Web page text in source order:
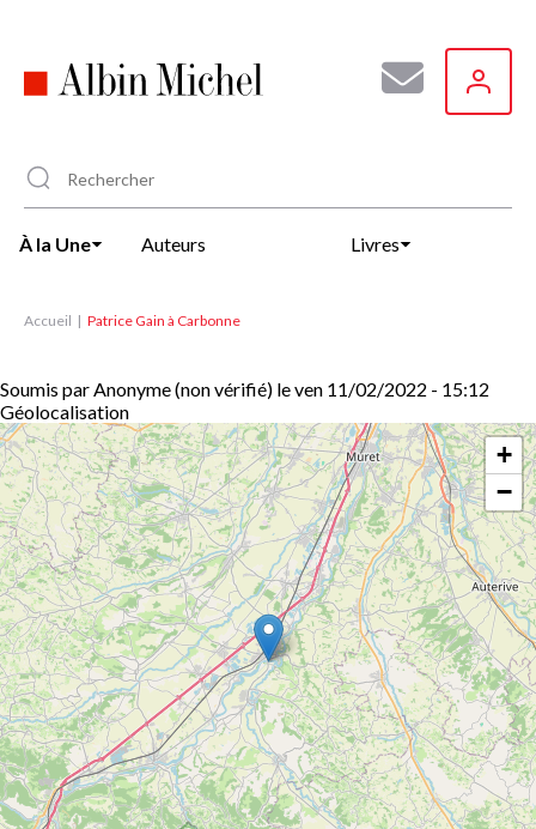
principal
À la Une Auteurs Livres
Accueil Patrice Gain à Carbonne
Soumis parAnonyme (non vérifié) leven 11/02/2022 - 15:12
Géolocalisation
+
−